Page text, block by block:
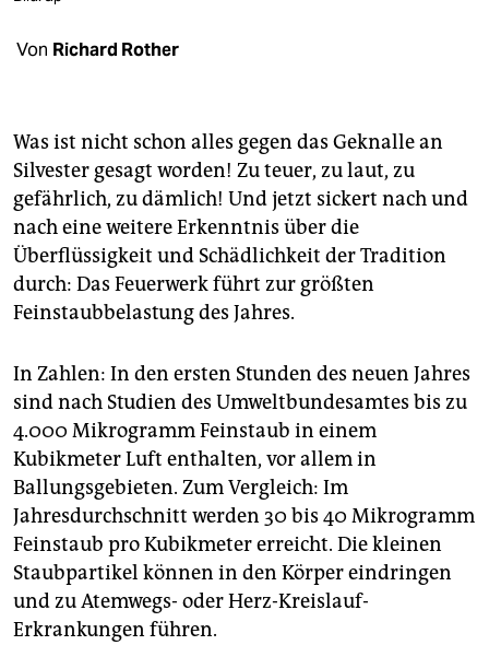
veranstaltungen
unterstützen
abo
genossenschaft
epaper login
Von Richard Rother
Was ist nicht schon alles gegen das Geknalle an
Silvester gesagt worden! Zu teuer, zu laut, zu
gefährlich, zu dämlich! Und jetzt sickert nach und
nach eine weitere Erkenntnis über die
Überflüssigkeit und Schädlichkeit der Tradition
durch: Das Feuerwerk führt zur größten
Feinstaubbelastung des Jahres.
In Zahlen: In den ersten Stunden des neuen Jahres
sind nach Studien des Umweltbundesamtes bis zu
4.000 Mikrogramm Feinstaub in einem
Kubikmeter Luft enthalten, vor allem in
Ballungsgebieten. Zum Vergleich: Im
Jahresdurchschnitt werden 30 bis 40 Mikrogramm
Feinstaub pro Kubikmeter erreicht. Die kleinen
Staubpartikel können in den Körper eindringen
und zu Atemwegs- oder Herz-Kreislauf-
Erkrankungen führen.